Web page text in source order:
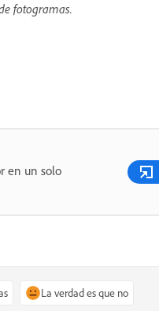
fotogramas.
en un solo
La verdad es que no